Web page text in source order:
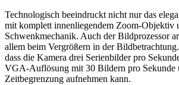
Technologisch beeindruckt nicht nur das
mit komplett innenliegendem Zoom-Objektiv
Schwenkmechanik. Auch der Bildprozessor
allem beim Vergrößern in der
dass die Kamera drei Serienbilder pro
VGA-Auflösung mit 30 Bildern pro Sekunde
Zeitbegrenzung aufnehmen kann.